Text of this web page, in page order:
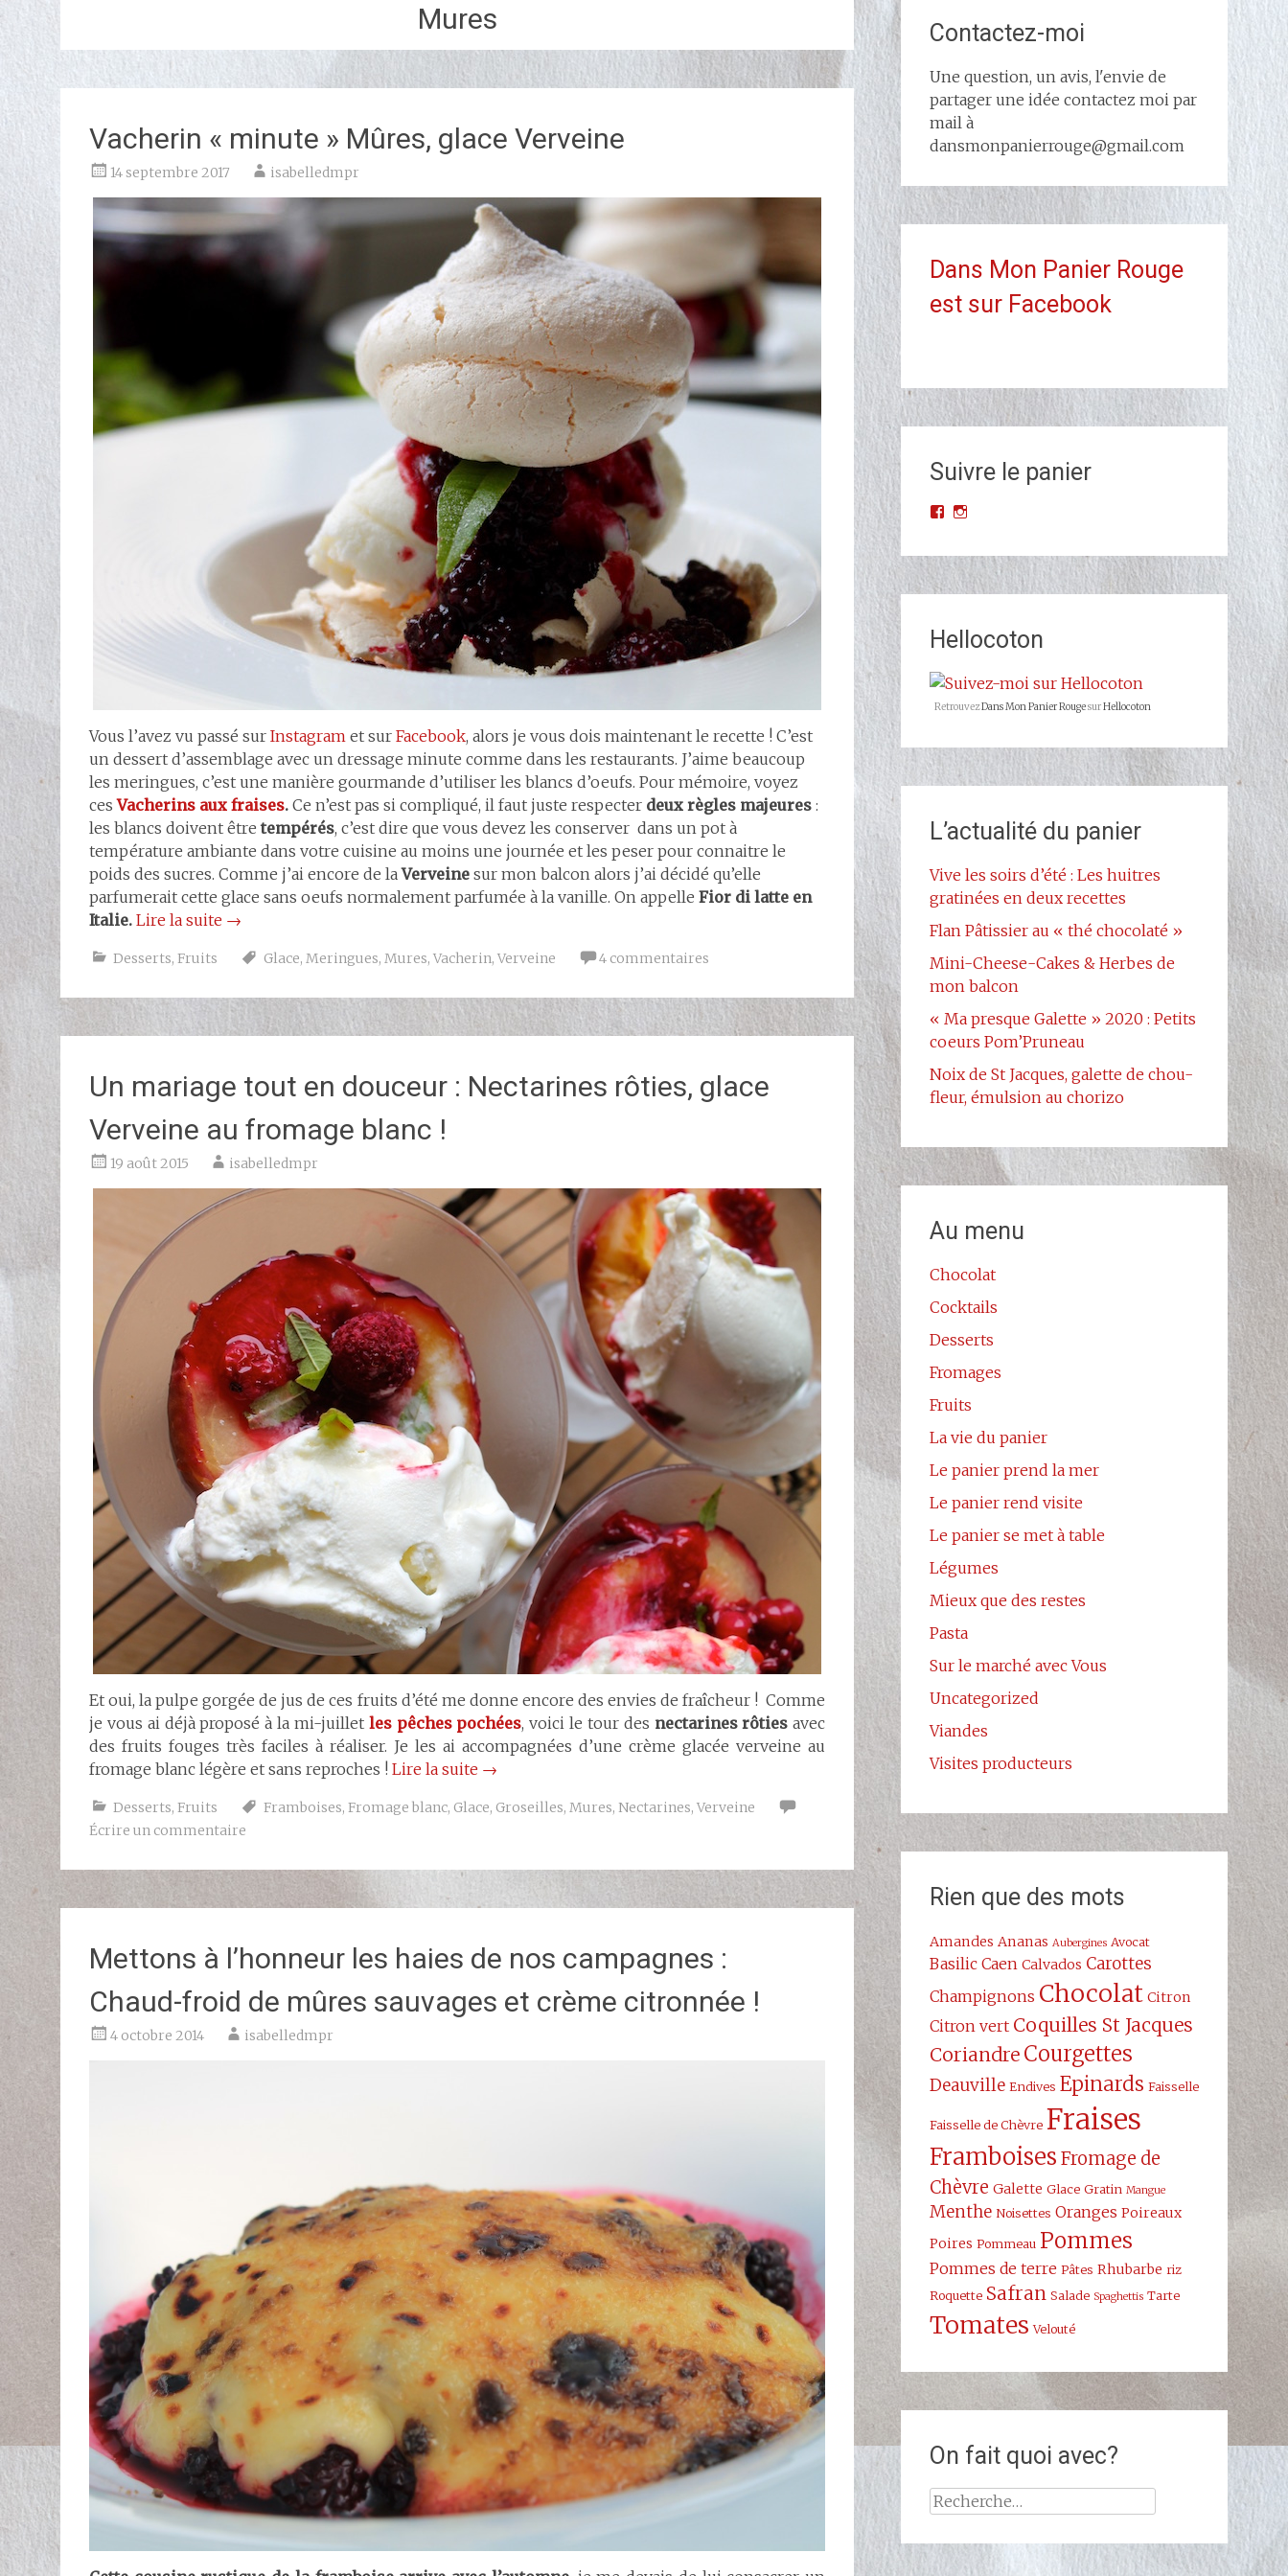
Mures
Vacherin « minute » Mûres, glace Verveine
14 septembre 2017 isabelledmpr
Vous l’avez vu passé sur Instagram et sur Facebook, alors je vous dois maintenant le recette ! C’est
un dessert d’assemblage avec un dressage minute comme dans les restaurants. J’aime beaucoup
les meringues, c’est une manière gourmande d’utiliser les blancs d’oeufs. Pour mémoire, voyez
cesVacherins aux fraises. Ce n’est pas si compliqué, il faut juste respecter deux règles majeures :
les blancs doivent êtretempérés, c’est dire que vous devez les conserver dans un pot à
température ambiante dans votre cuisine au moins une journée et les peser pour connaitre le
poids des sucres. Comme j’ai encore de laVerveine sur mon balcon alors j’ai décidé qu’elle
parfumerait cette glace sans oeufs normalement parfumée à la vanille. On appelle Fior di latte en
Italie. Lire la suite →
Desserts, Fruits Glace, Meringues, Mures, Vacherin, Verveine 4 commentaires
Un mariage tout en douceur : Nectarines rôties, glace
Verveine au fromage blanc !
19 août 2015 isabelledmpr
Et oui, la pulpe gorgée de jus de ces fruits d’été me donne encore des envies de fraîcheur ! Comme
je vous ai déjà proposé à la mi-juillet les pêches pochées, voici le tour des nectarines rôtiesavec
des fruits fouges très faciles à réaliser. Je les ai accompagnées d’une crème glacée verveine au
fromage blanc légère et sans reproches ! Lire la suite →
Desserts, Fruits Framboises, Fromage blanc, Glace, Groseilles, Mures, Nectarines, Verveine
Écrire un commentaire
Mettons à l’honneur les haies de nos campagnes :
Chaud-froid de mûres sauvages et crème citronnée !
4 octobre 2014 isabelledmpr
Contactez-moi
Une question, un avis, l'envie de
partager une idée contactez moi par
mail à
dansmonpanierrouge@gmail.com
Dans Mon Panier Rouge
est sur Facebook
Suivre le panier
Voir
de
Dans-
Mon-
677523068993427/?
ref=br_rs
Facebook
Voir
de
dans_mon_panier_rouge
sur
Hellocoton
RetrouvezDans Mon Panier RougesurHellocoton
L’actualité du panier
Vive les soirs d’été : Les huitres
gratinées en deux recettes
Flan Pâtissier au « thé chocolaté »
Mini-Cheese-Cakes & Herbes de
mon balcon
« Ma presque Galette » 2020 : Petits
coeurs Pom’Pruneau
Noix de St Jacques, galette de chou-
fleur, émulsion au chorizo
Au menu
Chocolat
Cocktails
Desserts
Fromages
Fruits
La vie du panier
Le panier prend la mer
Le panier rend visite
Le panier se met à table
Légumes
Mieux que des restes
Pasta
Sur le marché avec Vous
Uncategorized
Viandes
Visites producteurs
Rien que des mots
Amandes Ananas Aubergines Avocat
Basilic Caen Calvados Carottes
Champignons Chocolat Citron
Citron vert Coquilles St Jacques
Coriandre Courgettes
Deauville Endives Epinards Faisselle
Faisselle de Chèvre Fraises
Framboises Fromage de
Chèvre Galette Glace Gratin Mangue
Menthe Noisettes Oranges Poireaux
Poires Pommeau Pommes
Pommes de terre Pâtes Rhubarbe riz
Roquette Safran Salade Spaghettis Tarte
Tomates Velouté
On fait quoi avec?
Rechercher :